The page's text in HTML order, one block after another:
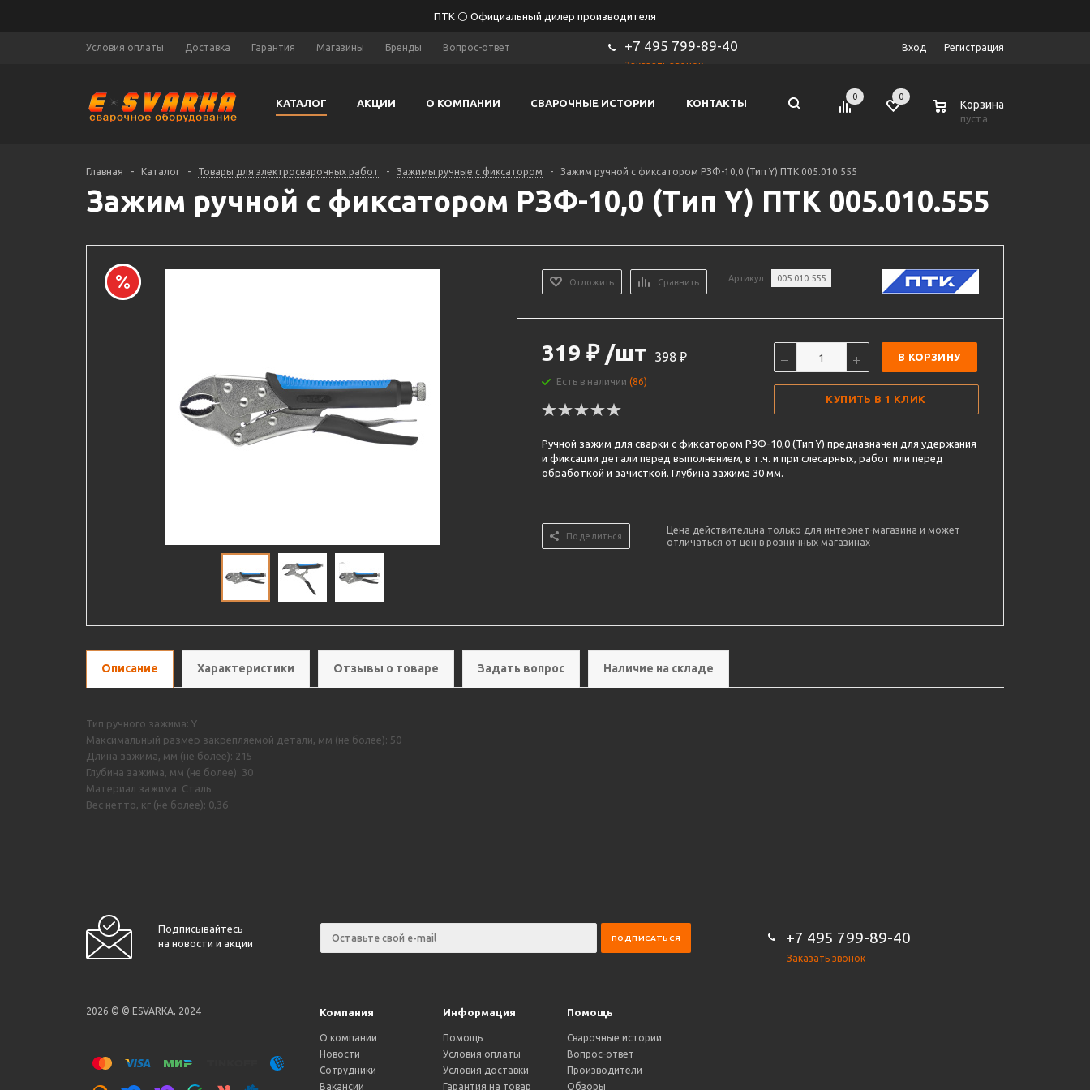
ПТК ⚪ Официальный дилер производителя
Условия оплаты Доставка Гарантия Магазины Бренды Вопрос-ответ +7 495 799-89-40
Заказать звонок
Вход Регистрация
КАТАЛОГ АКЦИИ О КОМПАНИИ СВАРОЧНЫЕ ИСТОРИИ КОНТАКТЫ
0 0
Корзина
пуста
Главная - Каталог - Товары для электросварочных работ - Зажимы ручные с фиксатором - Зажим ручной с фиксатором РЗФ-10,0 (Тип Y) ПТК 005.010.555
Зажим ручной с фиксатором РЗФ-10,0 (Тип Y) ПТК 005.010.555
Отложить Сравнить Артикул 005.010.555
319 ₽ /шт 398₽
Есть в наличии(86)
В КОРЗИНУ
КУПИТЬ В 1 КЛИК
Ручной зажим для сварки с фиксатором РЗФ-10,0 (Тип Y) предназначен для удержания
и фиксации детали перед выполнением, в т.ч. и при слесарных, работ или перед
обработкой и зачисткой. Глубина зажима 30 мм.
Поделиться
Цена действительна только для интернет-магазина и может
отличаться от цен в розничных магазинах
Описание Характеристики Отзывы о товаре Задать вопрос Наличие на складе
Тип ручного зажима: Y
Максимальный размер закрепляемой детали, мм (не более): 50
Длина зажима, мм (не более): 215
Глубина зажима, мм (не более): 30
Материал зажима: Сталь
Вес нетто, кг (не более): 0,36
Подписывайтесь
на новости и акции
+7 495 799-89-40
Заказать звонок
2026 © © ESVARKA, 2024 Компания Информация Помощь
О компании
Новости
Сотрудники
Вакансии
Помощь
Условия оплаты
Условия доставки
Гарантия на товар
Сварочные истории
Вопрос-ответ
Производители
Обзоры